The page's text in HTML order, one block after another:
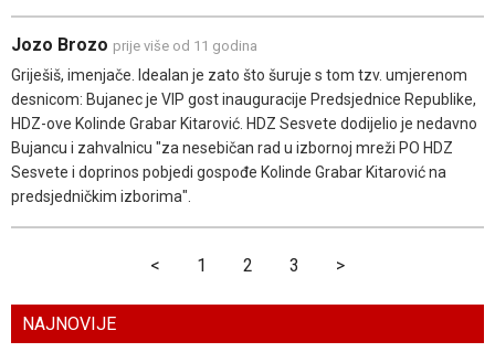
Jozo Brozo prije više od 11 godina
Griješiš, imenjače. Idealan je zato što šuruje s tom tzv. umjerenom
desnicom: Bujanec je VIP gost inauguracije Predsjednice Republike,
HDZ-ove Kolinde Grabar Kitarović. HDZ Sesvete dodijelio je nedavno
Bujancu i zahvalnicu "za nesebičan rad u izbornoj mreži PO HDZ
Sesvete i doprinos pobjedi gospođe Kolinde Grabar Kitarović na
predsjedničkim izborima".
< 1 2 3 >
NAJNOVIJE